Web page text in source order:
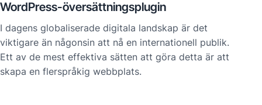
WordPress-översättningsplugin
I dagens globaliserade digitala landskap är det
viktigare än någonsin att nå en internationell publik.
Ett av de mest effektiva sätten att göra detta är att
skapa en flerspråkig webbplats.